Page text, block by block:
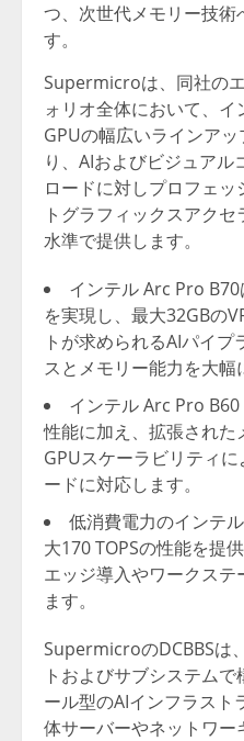
つ、次世代メモリー技術
す。
Supermicroは、同社の
ォリオ全体において、
GPUの幅広いラインア
り、AIおよびビジュアル
ロードに対しプロフェ
トグラフィックスアク
水準で提供します。
インテル Arc Pro
を実現し、最大32GBの
トが求められるAIパイ
スとメモリー能力を大幅
インテル Arc Pro
性能に加え、拡張され
GPUスケーラビリティ
ードに対応します。
低消費電力のインテ
大170 TOPSの性能を提
エッジ導入やワークス
ます。
SupermicroのDCBBSは
トおよびサブシステム
ール型のAIインフラスト
体サーバーやネットワ